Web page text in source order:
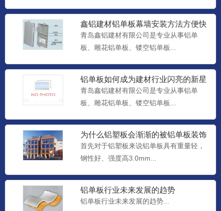
鑫铝建材铝单板幕墙安装方法方便快
捷
青岛鑫铝建材有限公司是专业从事铝单
板、雕花铝单板、镂空铝单板...
铝单板如何成为建材行业闪亮的新星
青岛鑫铝建材有限公司是专业从事铝单
板、雕花铝单板、镂空铝单板...
为什么铝塑板会渐渐的被铝单板装饰
材料代替
首先对于铝塑板来说铝单板具有重量轻，
钢性好、强度高3.0mm...
铝单板行业未来发展的趋势
铝单板行业未来发展的趋势...
勾搭板系列
冲孔系列
冲孔系列...